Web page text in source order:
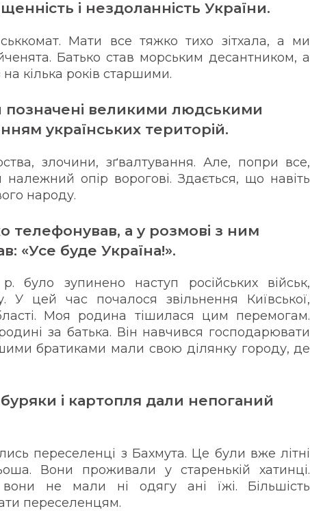
і нездоланність України.
Мати все тяжко тихо зітхала, а ми
Батько став морським десантником, а
кілька років старшими.
позначені великими людськими
українських територій.
злочини, зґвалтування. Але, попри все,
належний опір ворогові. Здається, що навіть
народу.
телефонував, а у розмові з ним
«Усе буде Україна!».
було зупинено наступ російських військ,
У цей час почалося звільнення Київської,
Моя родина тішилася цим перемогам.
за батька. Він навчився господарювати
братиками мали свою ділянку городу, де
і картопля дали непоганий
переселенці з Бахмута. Це були вже літні
Вони проживали у старенькій хатинці.
не мали ні одягу ані їжі. Більшість
переселенцям.